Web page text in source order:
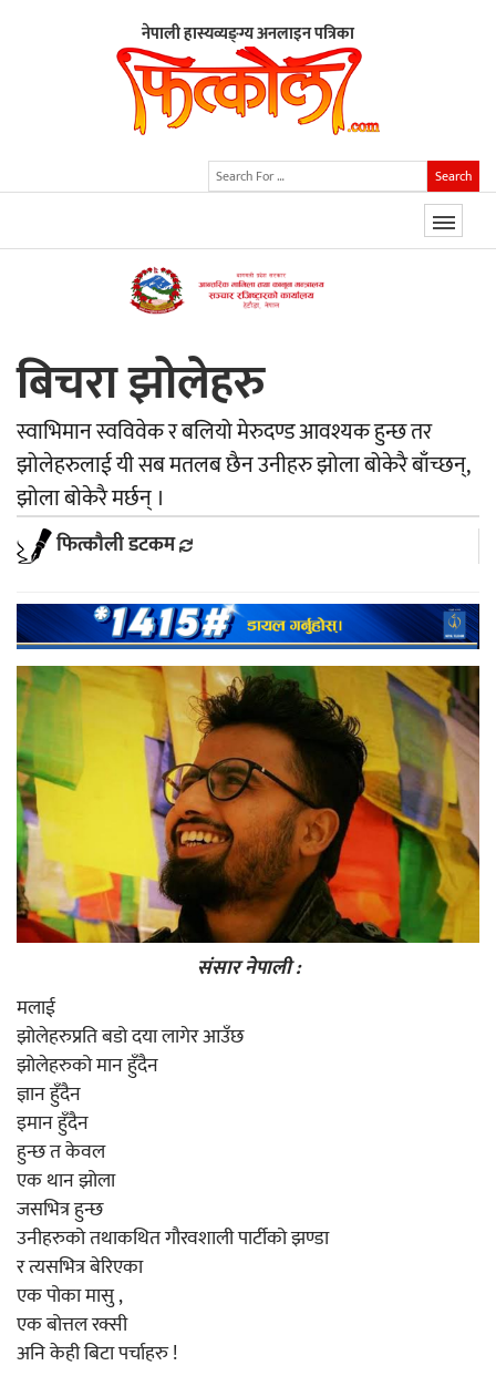
नेपाली हास्यव्यङ्ग्य अनलाइन पत्रिका
Search
बिचरा झोलेहरु
स्वाभिमान स्वविवेक र बलियो मेरुदण्ड आवश्यक हुन्छ तर
झोलेहरुलाई यी सब मतलब छैन उनीहरु झोला बोकेरै बाँच्छन्,
झोला बोकेरै मर्छन् ।
फित्काैली डटकम
संसार नेपाली :
मलाई
झोलेहरुप्रति बडो दया लागेर आउँछ
झोलेहरुको मान हुँदैन
ज्ञान हुँदैन
इमान हुँदैन
हुन्छ त केवल
एक थान झोला
जसभित्र हुन्छ
उनीहरुको तथाकथित गौरवशाली पार्टीको झण्डा
र त्यसभित्र बेरिएका
एक पोका मासु ,
एक बोत्तल रक्सी
अनि केही बिटा पर्चाहरु !